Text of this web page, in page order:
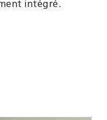
intégré.